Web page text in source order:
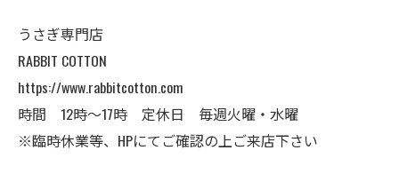
うさぎ専門店
RABBIT COTTON
https://www.rabbitcotton.com
時間 12時〜17時 定休日 毎週火曜・水曜
※臨時休業等、HPにてご確認の上ご来店下さい